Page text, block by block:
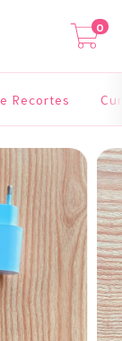
0
Recortes